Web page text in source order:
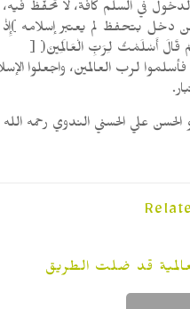
في السلم كافة، لا تحفُّظ فيه،
دخل بتحفظ لم يعتبر إسلامه )إِذْ
قَالَ أَسْلَمْتُ لِرَبِّ الْعَالَمِينَ( [
فأسلموا لرب العالمين، واجعلوا
الحسن علي الحسني الندوي رحمه الله
قد ضلت الطريق